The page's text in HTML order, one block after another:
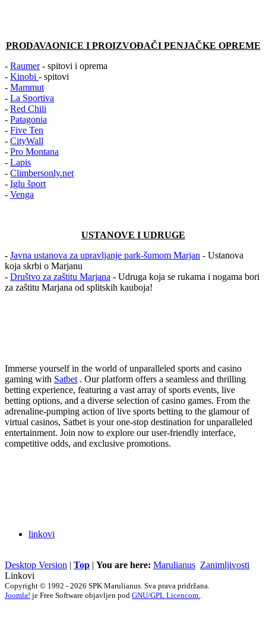
PRODAVAONICE I PROIZVOÐAČI PENJAČKE OPREME
- Raumer- spitovi i oprema
- Kinobi - spitovi
- Mammut
- La Sportiva
- Red Chili
- Patagonia
- Five Ten
- CityWall
- Pro Montana
- Lapis
- Climbersonly.net
- Iglu šport
- Venga
USTANOVE I UDRUGE
- Javna ustanova za upravljanje park-šumom Marjan - Ustanova
koja skrbi o Marjanu
- Društvo za zaštitu Marjana - Udruga koja se rukama i nogama bori
za zaštitu Marjana od splitskih kauboja!
Immerse yourself in the world of unparalleled sports and casino
gaming with Satbet . Our platform offers a seamless and thrilling
betting experience, featuring a vast array of sports events, live
betting options, and a diverse selection of casino games. From the
adrenaline-pumping action of live sports betting to the glamour of
virtual casinos, Satbet is your one-stop destination for unparalleled
entertainment. Join now to explore our user-friendly interface,
competitive odds, and exclusive promotions.
linkovi
Desktop Version | Top | You are here: Marulianus Zanimljivosti
Linkovi
Copyright © 1992 - 2026 SPK Marulianus. Sva prava pridržana.
Joomla! je Free Software objavljen pod GNU/GPL Licencom.